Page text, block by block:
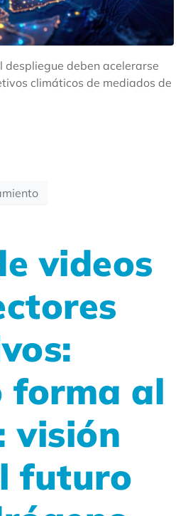
despliegue deben acelerarse
climáticos de mediados de
videos
forma al
visión
futuro